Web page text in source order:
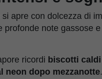
apre con dolcezza di
profonde note gassose
ricordi biscotti
neon dopo mezzanotte